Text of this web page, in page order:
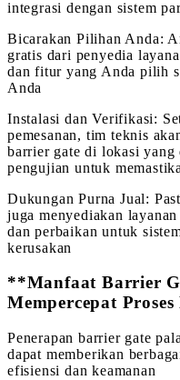
integrasi dengan sistem
Bicarakan Pilihan Anda:
gratis dari penyedia
dan fitur yang Anda pilih
Anda
Instalasi dan Verifikasi:
pemesanan, tim teknis
barrier gate di lokasi
pengujian untuk
Dukungan Purna Jual:
juga menyediakan
dan perbaikan untuk
kerusakan
**Manfaat Barrier
Mempercepat
Penerapan barrier gate
dapat memberikan
efisiensi dan keamanan